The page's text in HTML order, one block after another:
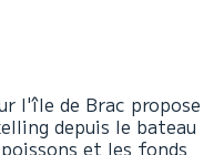
l'île de Brac propose
depuis le bateau
et les fonds